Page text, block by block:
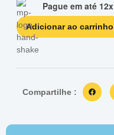
Pague em até 12x
Adicionar ao carrinho
Compartilhe :